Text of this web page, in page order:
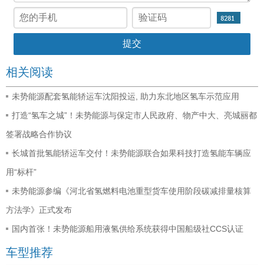
相关阅读
未势能源配套氢能轿运车沈阳投运, 助力东北地区氢车示范应用
打造“氢车之城”！未势能源与保定市人民政府、物产中大、亮城丽都
签署战略合作协议
长城首批氢能轿运车交付！未势能源联合如果科技打造氢能车辆应
用“标杆”
未势能源参编《河北省氢燃料电池重型货车使用阶段碳减排量核算
方法学》正式发布
国内首张！未势能源船用液氢供给系统获得中国船级社CCS认证
车型推荐